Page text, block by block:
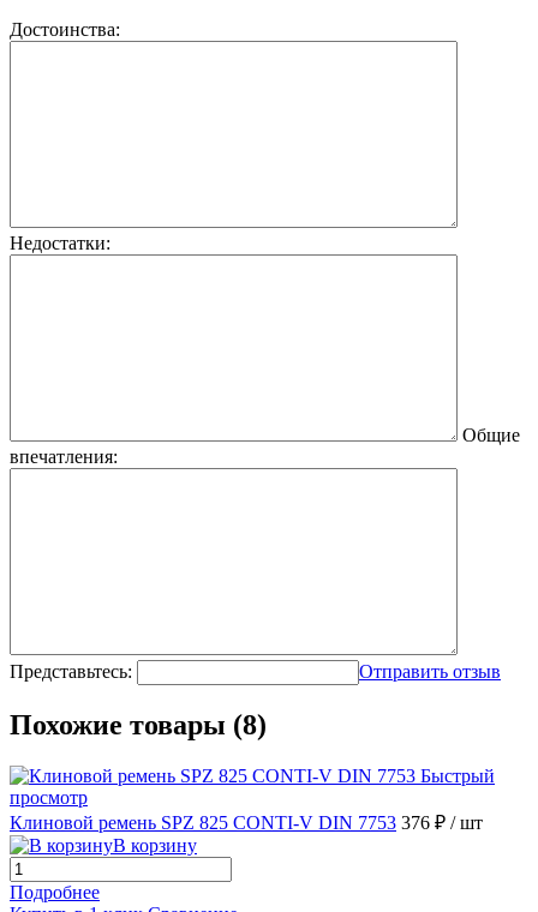
Достоинства:
Недостатки:
Общие
впечатления:
Представьтесь: Отправить отзыв
Похожие товары (8)
Быстрый
просмотр
Клиновой ремень SPZ 825 CONTI-V DIN 7753 376 ₽ / шт
В корзину
Подробнее